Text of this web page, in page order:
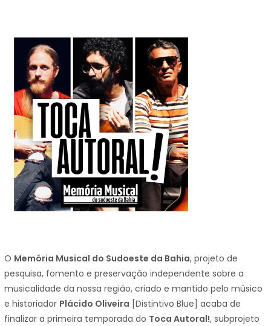
O Memória Musical do Sudoeste da Bahia, projeto de
pesquisa, fomento e preservação independente sobre a
musicalidade da nossa região, criado e mantido pelo músico
e historiador Plácido Oliveira [Distintivo Blue] acaba de
finalizar a primeira temporada do Toca Autoral!, subprojeto